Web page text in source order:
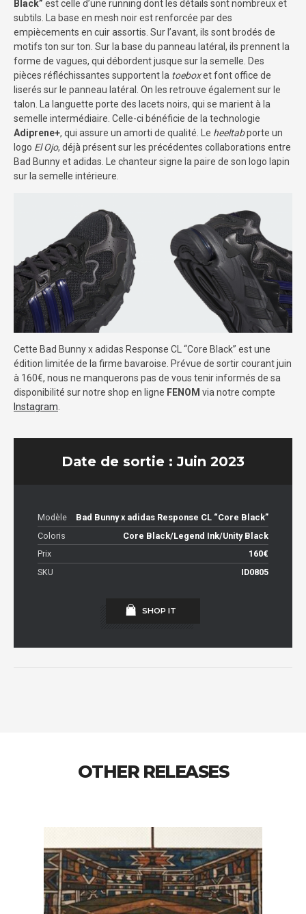
Black” est celle d’une running dont les détails sont nombreux et
subtils. La base en mesh noir est renforcée par des
empiècements en cuir assortis. Sur l’avant, ils sont brodés de
motifs ton sur ton. Sur la base du panneau latéral, ils prennent la
forme de vagues, qui débordent jusque sur la semelle. Des
pièces réfléchissantes supportent la toeboxet font office de
liserés sur le panneau latéral. On les retrouve également sur le
talon. La languette porte des lacets noirs, qui se marient à la
semelle intermédiaire. Celle-ci bénéficie de la technologie
Adiprene+, qui assure un amorti de qualité. Le heeltabporte un
logo El Ojo, déjà présent sur les précédentes collaborations entre
Bad Bunny et adidas. Le chanteur signe la paire de son logo lapin
sur la semelle intérieure.
Cette Bad Bunny x adidas Response CL “Core Black” est une
édition limitée de la firme bavaroise. Prévue de sortir courant juin
à 160€, nous ne manquerons pas de vous tenir informés de sa
disponibilité sur notre shop en ligne FENOM via notre compte
Instagram
Date de sortie : Juin 2023
Modèle
Bad Bunny x adidas Response CL “Core Black”
Coloris
Core Black/Legend Ink/Unity Black
Prix
160€
SKU
ID0805
SHOP IT
OTHER RELEASES